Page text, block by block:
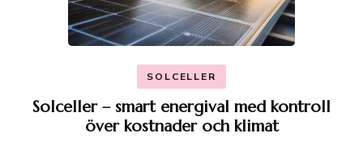
SOLCELLER
Solceller – smart energival med kontroll
över kostnader och klimat